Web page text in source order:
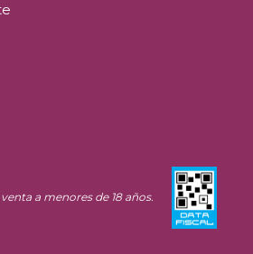
a menores de 18 años.